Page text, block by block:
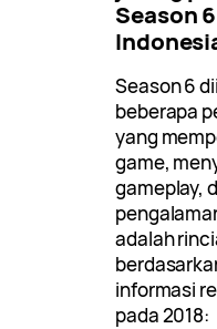
Season 6
beberapa
yang
game,
gameplay,
adalah
informasi
pada 2018: